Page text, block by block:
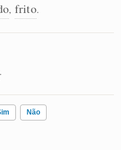
, frito.
.
Não